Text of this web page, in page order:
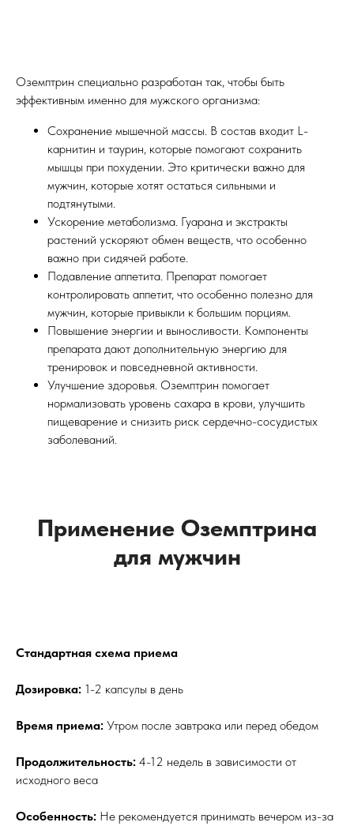
Оземптрин специально разработан так, чтобы быть
эффективным именно для мужского организма:
Сохранение мышечной массы. В состав входит L-
карнитин и таурин, которые помогают сохранить
мышцы при похудении. Это критически важно для
мужчин, которые хотят остаться сильными и
подтянутыми.
Ускорение метаболизма. Гуарана и экстракты
растений ускоряют обмен веществ, что особенно
важно при сидячей работе.
Подавление аппетита. Препарат помогает
контролировать аппетит, что особенно полезно для
мужчин, которые привыкли к большим порциям.
Повышение энергии и выносливости. Компоненты
препарата дают дополнительную энергию для
тренировок и повседневной активности.
Улучшение здоровья. Оземптрин помогает
нормализовать уровень сахара в крови, улучшить
пищеварение и снизить риск сердечно-сосудистых
заболеваний.
Применение Оземптрина
для мужчин
Стандартная схема приема
Дозировка: 1-2 капсулы в день
Время приема: Утром после завтрака или перед обедом
Продолжительность: 4-12 недель в зависимости от
исходного веса
Особенность: Не рекомендуется принимать вечером из-за